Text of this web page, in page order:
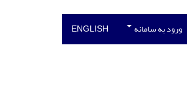
ورود به سامانه ENGLISH